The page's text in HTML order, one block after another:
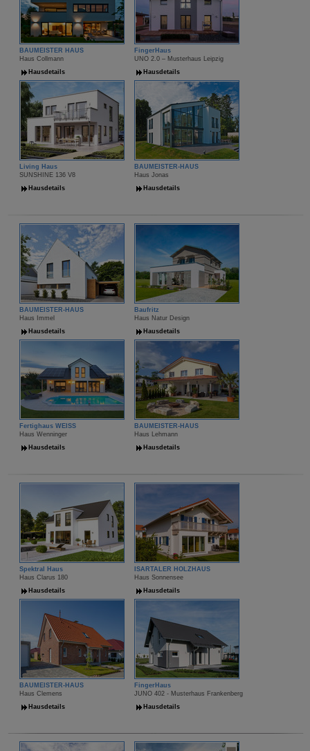
BAUMEISTER HAUS
Haus Collmann
Hausdetails
FingerHaus
UNO 2.0 – Musterhaus Leipzig
Hausdetails
Living Haus
SUNSHINE 136 V8
Hausdetails
BAUMEISTER-HAUS
Haus Jonas
Hausdetails
BAUMEISTER-HAUS
Haus Immel
Hausdetails
Baufritz
Haus Natur Design
Hausdetails
Fertighaus WEISS
Haus Wenninger
Hausdetails
BAUMEISTER-HAUS
Haus Lehmann
Hausdetails
Spektral Haus
Haus Clarus 180
Hausdetails
ISARTALER HOLZHAUS
Haus Sonnensee
Hausdetails
BAUMEISTER-HAUS
Haus Clemens
Hausdetails
FingerHaus
JUNO 402 - Musterhaus Frankenberg
Hausdetails